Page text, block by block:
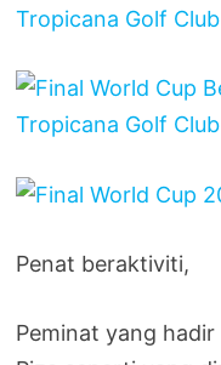
Penat beraktiviti,
Peminat yang